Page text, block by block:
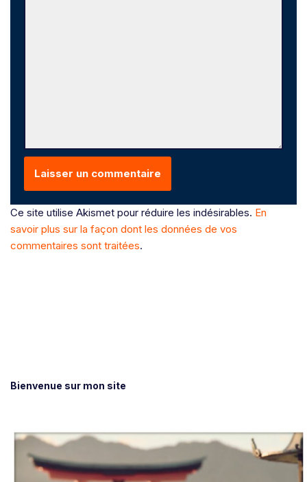
Ce site utilise Akismet pour réduire les indésirables. En
savoir plus sur la façon dont les données de vos
commentaires sont traitées.
Bienvenue sur mon site